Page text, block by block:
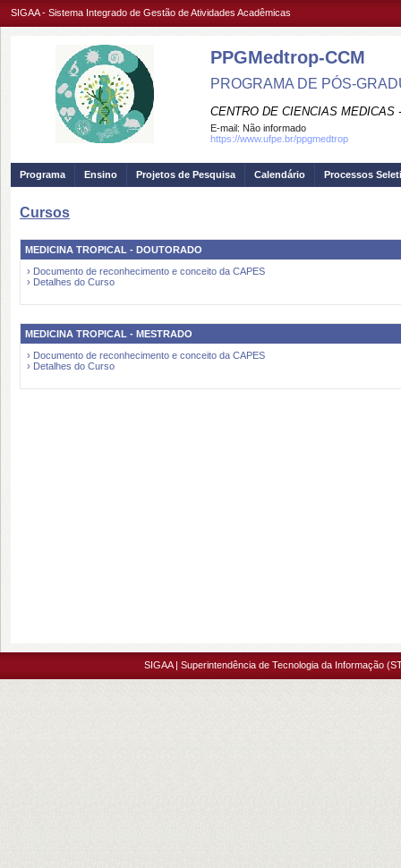
SIGAA - Sistema Integrado de Gestão de Atividades Acadêmicas
PPGMedtrop-CCM
PROGRAMA DE PÓS-
CENTRO DE CIENCIAS MEDICAS
E-mail: Não informado
https://www.ufpe.br/ppgmedtrop
Programa Ensino Projetos de Pesquisa Calendário Processos
Cursos
MEDICINA TROPICAL - DOUTORADO
› Documento de reconhecimento e conceito da CAPES
› Detalhes do Curso
MEDICINA TROPICAL - MESTRADO
› Documento de reconhecimento e conceito da CAPES
› Detalhes do Curso
SIGAA | Superintendência de Tecnologia da Informação